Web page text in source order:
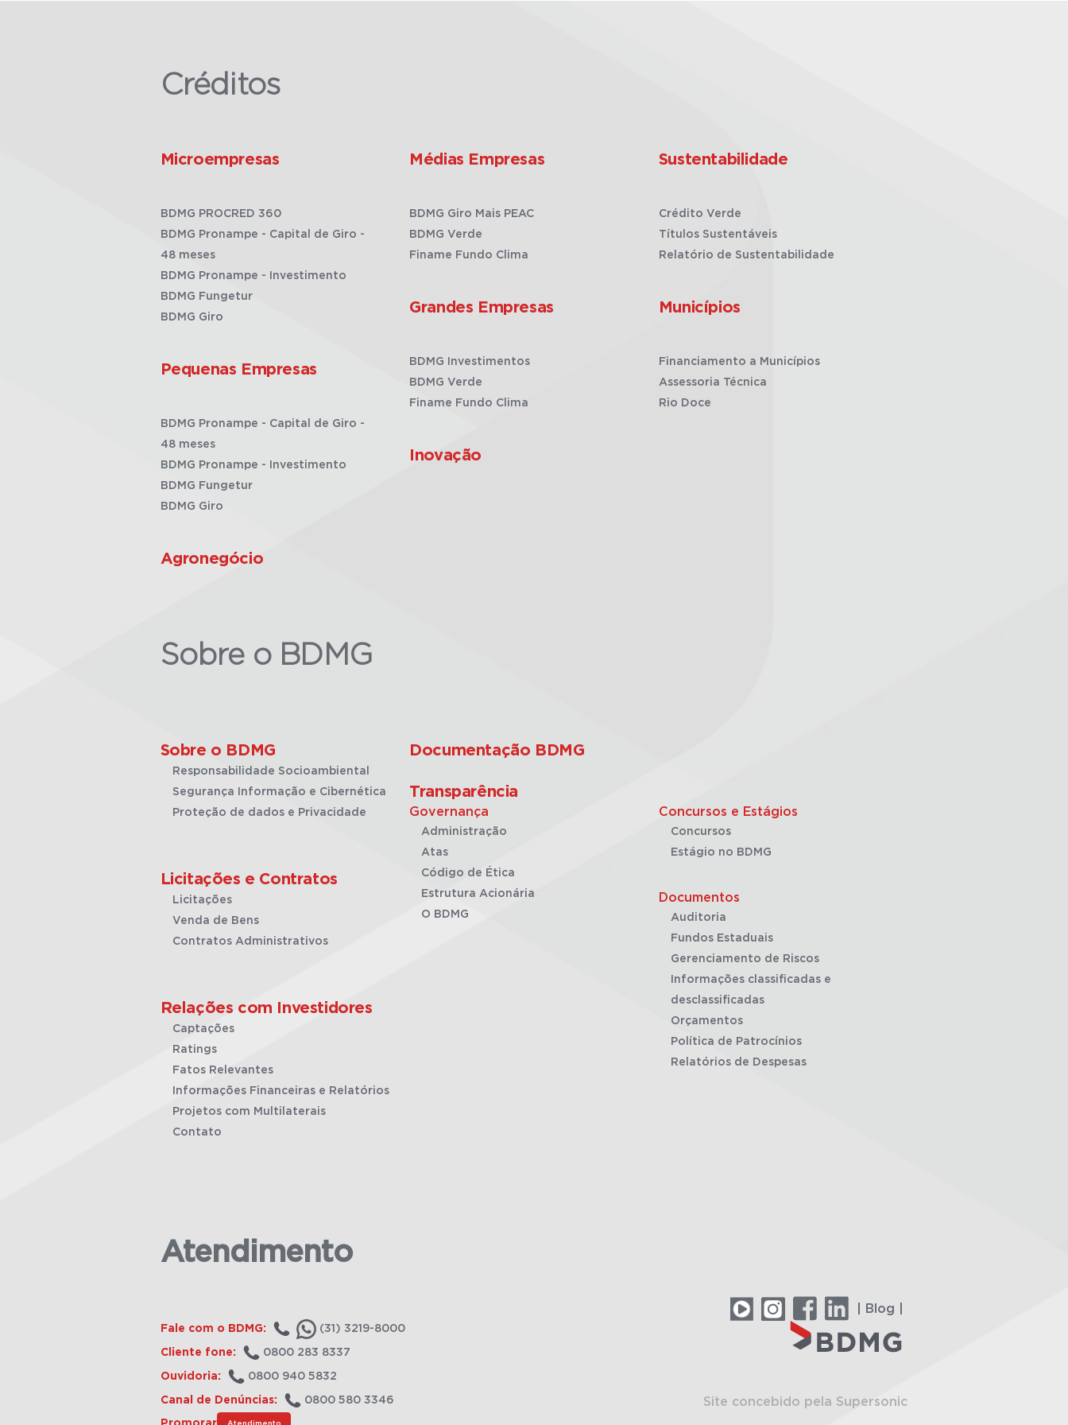
Créditos
Microempresas
BDMG PROCRED 360
BDMG Pronampe - Capital de Giro -
48 meses
BDMG Pronampe - Investimento
BDMG Fungetur
BDMG Giro
Pequenas Empresas
BDMG Pronampe - Capital de Giro -
48 meses
BDMG Pronampe - Investimento
BDMG Fungetur
BDMG Giro
Agronegócio
Médias Empresas
BDMG Giro Mais PEAC
BDMG Verde
Finame Fundo Clima
Grandes Empresas
BDMG Investimentos
BDMG Verde
Finame Fundo Clima
Inovação
Sustentabilidade
Crédito Verde
Títulos Sustentáveis
Relatório de Sustentabilidade
Municípios
Financiamento a Municípios
Assessoria Técnica
Rio Doce
Sobre o BDMG
Sobre o BDMG
Responsabilidade Socioambiental
Segurança Informação e Cibernética
Proteção de dados e Privacidade
Licitações e Contratos
Licitações
Venda de Bens
Contratos Administrativos
Relações com Investidores
Captações
Ratings
Fatos Relevantes
Informações Financeiras e Relatórios
Projetos com Multilaterais
Contato
Documentação BDMG
Transparência
Governança
Administração
Atas
Código de Ética
Estrutura Acionária
O BDMG
Concursos e Estágios
Concursos
Estágio no BDMG
Documentos
Auditoria
Fundos Estaduais
Gerenciamento de Riscos
Informações classificadas e
desclassificadas
Orçamentos
Política de Patrocínios
Relatórios de Despesas
Atendimento
Fale com o BDMG: (31) 3219-8000
Cliente fone: 0800 283 8337
Ouvidoria: 0800 940 5832
Canal de Denúncias: 0800 580 3346
Atendimento
| Blog |
Site concebido pela Supersonic